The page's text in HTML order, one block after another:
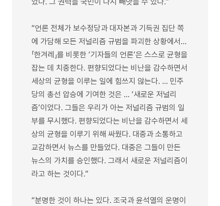
“언론 전체가 보수정당과 대자본과 기득권 집단 쪽
에 가담해 모든 저널리즘 규범을 파괴한 상황에서…
「한겨레」를 비롯한 ‘기자들의 언론’은 스스로 균형을
잡는 데 치중한다. 편향되었다는 비난을 감수하면서
세상의 균형을 이루는 일에 힘쓰지 않는다. … 민주
당의 총선 압승에 기여한 것은 … ‘새로운 저널리
즘’이었다. 그들은 우리가 아는 저널리즘 규범의 일
부를 무시했다. 편향되었다는 비난을 감수하면서 세
상의 균형을 이루기 위해 싸웠다. 대중과 소통하고
교감하면서 뉴스를 만들었다. 대중은 그들이 만든
뉴스의 가치를 승인했다. 그래서 새로운 저널리즘이
라고 하는 것이다.”
“분명한 것이 하나는 있다. 조국과 윤석열의 운명이